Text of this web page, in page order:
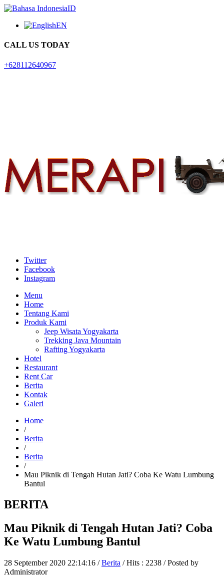
ID
EN
CALL US TODAY
+628112640967
Twitter
Facebook
Instagram
Menu
Home
Tentang Kami
Produk Kami
Jeep Wisata Yogyakarta
Trekking Java Mountain
Rafting Yogyakarta
Hotel
Restaurant
Rent Car
Berita
Kontak
Galeri
Home
/
Berita
/
Berita
/
Mau Piknik di Tengah Hutan Jati? Coba Ke Watu Lumbung
Bantul
BERITA
Mau Piknik di Tengah Hutan Jati? Coba
Ke Watu Lumbung Bantul
28 September 2020 22:14:16 /Berita / Hits : 2238 / Posted by
Administrator